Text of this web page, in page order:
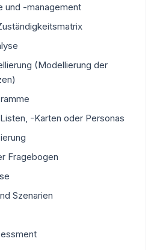
und -management
(Modellierung der
-Karten oder Personas
Fragebogen
Szenarien